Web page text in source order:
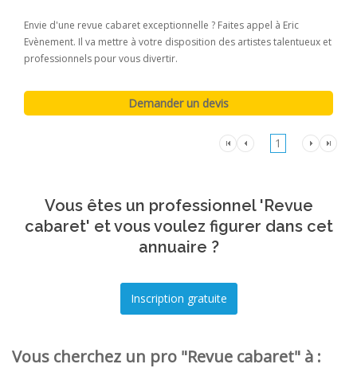
Envie d'une revue cabaret exceptionnelle ? Faites appel à Eric
Evènement. Il va mettre à votre disposition des artistes talentueux et
professionnels pour vous divertir.
1
Vous êtes un professionnel 'Revue
cabaret' et vous voulez figurer dans cet
annuaire ?
Vous cherchez un pro "Revue cabaret" à :